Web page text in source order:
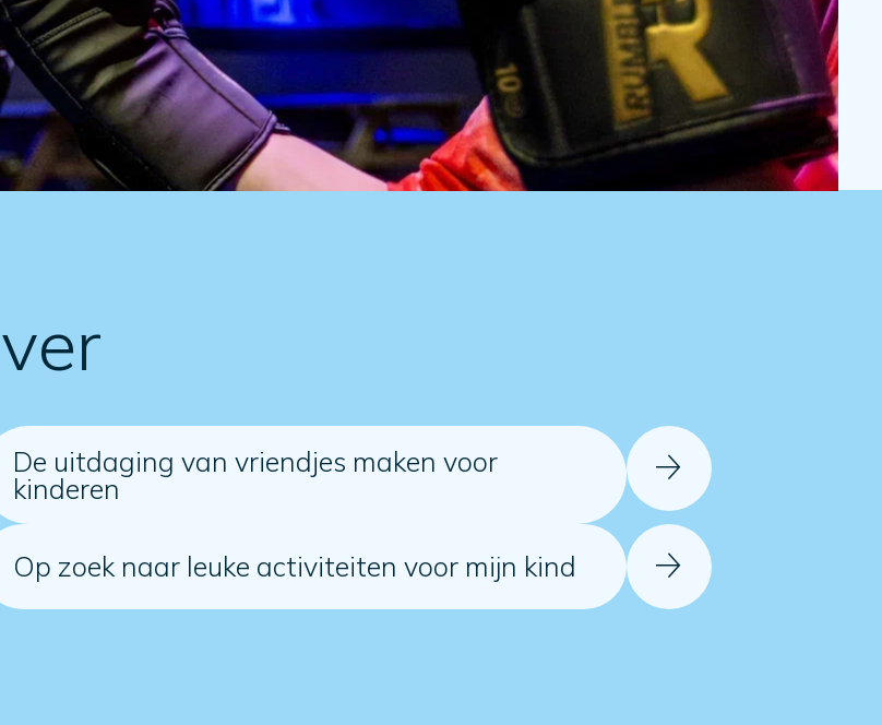
De uitdaging van vriendjes maken voor
kinderen
Op zoek naar leuke activiteiten voor mijn kind